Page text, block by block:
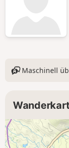
Maschinell